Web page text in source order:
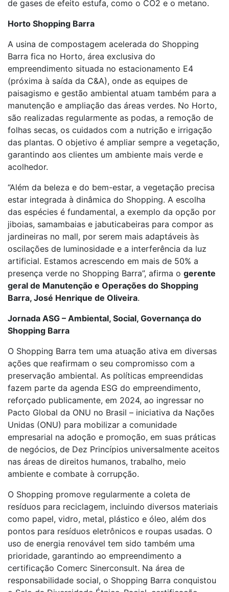
de gases de efeito estufa, como o CO2 e o metano.
Horto Shopping Barra
A usina de compostagem acelerada do Shopping
Barra fica no Horto, área exclusiva do
empreendimento situada no estacionamento E4
(próxima à saída da C&A), onde as equipes de
paisagismo e gestão ambiental atuam também para a
manutenção e ampliação das áreas verdes. No Horto,
são realizadas regularmente as podas, a remoção de
folhas secas, os cuidados com a nutrição e irrigação
das plantas. O objetivo é ampliar sempre a vegetação,
garantindo aos clientes um ambiente mais verde e
acolhedor.
“Além da beleza e do bem-estar, a vegetação precisa
estar integrada à dinâmica do Shopping. A escolha
das espécies é fundamental, a exemplo da opção por
jiboias, samambaias e jabuticabeiras para compor as
jardineiras no mall, por serem mais adaptáveis às
oscilações de luminosidade e a interferência da luz
artificial. Estamos acrescendo em mais de 50% a
presença verde no Shopping Barra”, afirma o gerente
geral de Manutenção e Operações do Shopping
Barra, José Henrique de Oliveira.
Jornada ASG – Ambiental, Social, Governança do
Shopping Barra
O Shopping Barra tem uma atuação ativa em diversas
ações que reafirmam o seu compromisso com a
preservação ambiental. As políticas empreendidas
fazem parte da agenda ESG do empreendimento,
reforçado publicamente, em 2024, ao ingressar no
Pacto Global da ONU no Brasil – iniciativa da Nações
Unidas (ONU) para mobilizar a comunidade
empresarial na adoção e promoção, em suas práticas
de negócios, de Dez Princípios universalmente aceitos
nas áreas de direitos humanos, trabalho, meio
ambiente e combate à corrupção.
O Shopping promove regularmente a coleta de
resíduos para reciclagem, incluindo diversos materiais
como papel, vidro, metal, plástico e óleo, além dos
pontos para resíduos eletrônicos e roupas usadas. O
uso de energia renovável tem sido também uma
prioridade, garantindo ao empreendimento a
certificação Comerc Sinerconsult. Na área de
responsabilidade social, o Shopping Barra conquistou